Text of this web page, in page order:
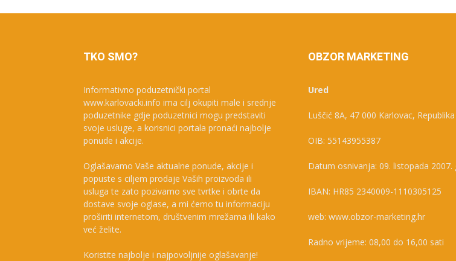
TKO SMO?
Informativno poduzetnički portal
www.karlovacki.info ima cilj okupiti male i srednje
poduzetnike gdje poduzetnici mogu predstaviti
svoje usluge, a korisnici portala pronaći najbolje
ponude i akcije.
Oglašavamo Vaše aktualne ponude, akcije i
popuste s ciljem prodaje Vaših proizvoda ili
usluga te zato pozivamo sve tvrtke i obrte da
dostave svoje oglase, a mi ćemo tu informaciju
proširiti internetom, društvenim mrežama ili kako
već želite.
Koristite najbolje i najpovoljnije oglašavanje!
OBZOR MARKETING
Ured
Luščić 8A, 47 000 Karlovac,
OIB: 55143955387
Datum osnivanja: 09. listopada 2007.
IBAN: HR85 2340009-1110305125
web: www.obzor-marketing.hr
Radno vrijeme: 08,00 do 16,00 sati